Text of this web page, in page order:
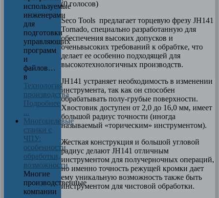
(0 голосов)
Seco Tools предлагает торцевую фрезу JH141
Tornado, специально разработанную для
обеспечения высоких допусков и
оченьвысоких требований к обрабтке, что
делает ее особенно подходящей для
высокотехнологичных производств.
JH141 устраняет необходимость в изменении
инструмента, так как он способен
обрабатывать полу-грубые поверхности.
Хвостовик доступен от 2,0 до 16,0 мм, имеет
большой радиус точности (иногда
называемый «торическим» инструментом).
Жесткая конструкция и большой угловой
радиус делают JH141 отличным
инструментом для получерночных операций,
но именно точность режущей кромки дает
ему уникальную возможность также быть
инструментом для чистовой обработки.
используемые
инженерами
для
подготовки
управляющих
программ
и
файлов…
в
Технология
производства
Подробнее
...
Многоцелевые
станки с
ЧПУ:
особенности
обработки,
возможности
Многие
производственные
компании